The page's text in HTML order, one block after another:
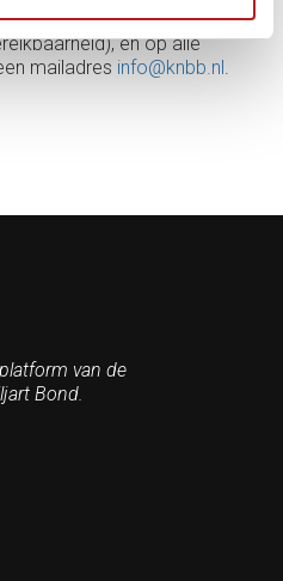
tussen 10:00 en
en op alle
mailadres info@knbb.nl.
van de
Bond.